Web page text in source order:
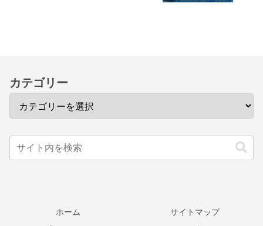
カテゴリー
ホーム
サイトマップ